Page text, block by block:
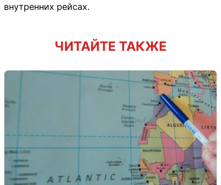
внутренних рейсах.
ЧИТАЙТЕ ТАКЖЕ